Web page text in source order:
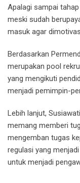
Apalagi sampai
meski sudah
masuk agar
Berdasarkan
merupakan pool
yang mengikuti
menjadi pemimpin-
Lebih lanjut,
memang memberi
mengemban tugas
regulasi yang
untuk menjadi